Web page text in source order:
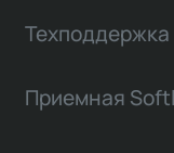
Техподдержка
Приемная